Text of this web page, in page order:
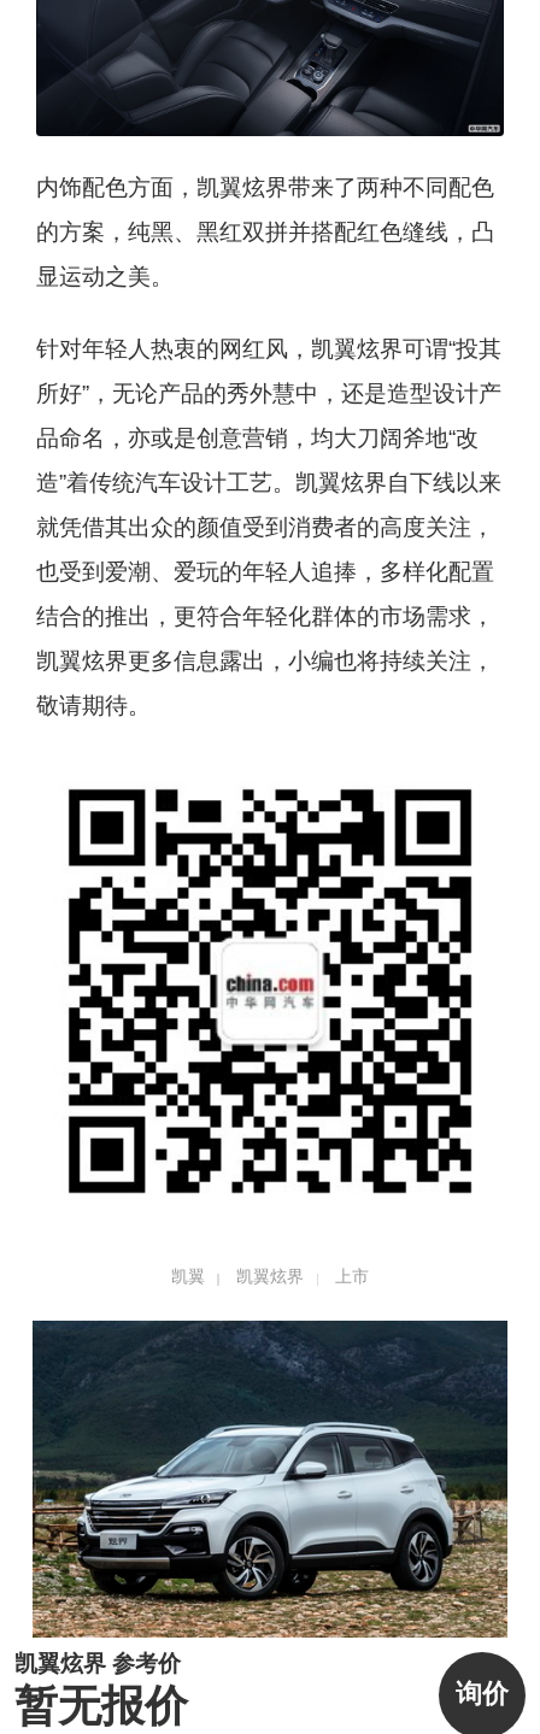
内饰配色方面，凯翼炫界带来了两种不同配色
的方案，纯黑、黑红双拼并搭配红色缝线，凸
显运动之美。
针对年轻人热衷的网红风，凯翼炫界可谓“投其
所好”，无论产品的秀外慧中，还是造型设计产
品命名，亦或是创意营销，均大刀阔斧地“改
造”着传统汽车设计工艺。凯翼炫界自下线以来
就凭借其出众的颜值受到消费者的高度关注，
也受到爱潮、爱玩的年轻人追捧，多样化配置
结合的推出，更符合年轻化群体的市场需求，
凯翼炫界更多信息露出，小编也将持续关注，
敬请期待。
凯翼 凯翼炫界 上市
凯翼炫界 参考价
暂无报价 询价